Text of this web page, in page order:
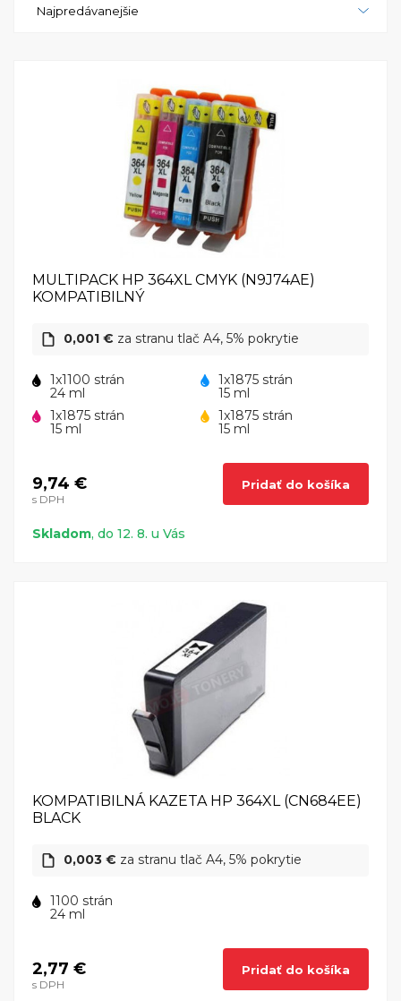
spoľahlivé a výkonné multifunkčné zariadenie, ktoré
ktorí potrebujú spoľahlivé a výkonné multifunkčné
zariadenie pre tlač, skenovanie a kopírovanie. S jej
kompaktným dizajnom, dotykovým displejom a
bezdrôtovým pripojením poskytuje jednoduché
ovládanie a vysokú kvalitu tlače. HP PhotoSmart
5510 e-All-in-One je skvelou voľbou pre domácnosti
aj malé kancelárie, ktoré hľadajú spoľahlivé a cenovo
dostupné riešenie pre tlač a skenovanie.
Najpredávanejšie
MULTIPACK HP 364XL CMYK (N9J74AE)
KOMPATIBILNÝ
0,001 € za stranu tlač A4, 5% pokrytie
1x1100 strán
24 ml
1x1875 strán
15 ml
1x1875 strán
15 ml
1x1875 strán
15 ml
9,74 €
s DPH
Pridať do košíka
Skladom, do 12. 8. u Vás
KOMPATIBILNÁ KAZETA HP 364XL (CN684EE)
BLACK
0,003 € za stranu tlač A4, 5% pokrytie
1100 strán
24 ml
2,77 €
s DPH
Pridať do košíka